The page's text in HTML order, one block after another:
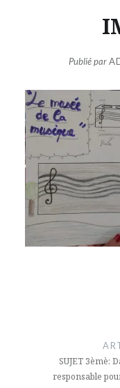
Publié par
l’articleSUJET 3èmè:
responsable